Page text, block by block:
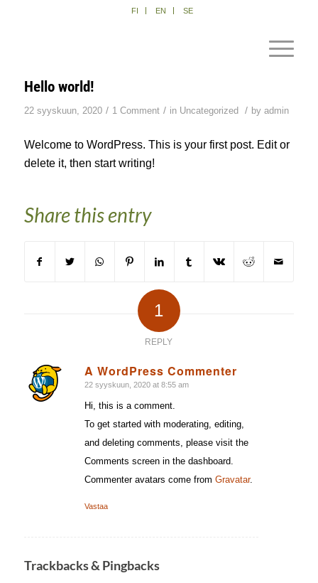
FI EN SE
Hello world!
22 syyskuun, 2020 / 1 Comment / in Uncategorized / by admin
Welcome to WordPress. This is your first post. Edit or
delete it, then start writing!
Share this entry
1
REPLY
A WordPress Commenter
says:
22 syyskuun, 2020 at 8:55 am
Hi, this is a comment.
To get started with moderating, editing,
and deleting comments, please visit the
Comments screen in the dashboard.
Commenter avatars come from Gravatar.
Vastaa
Trackbacks & Pingbacks